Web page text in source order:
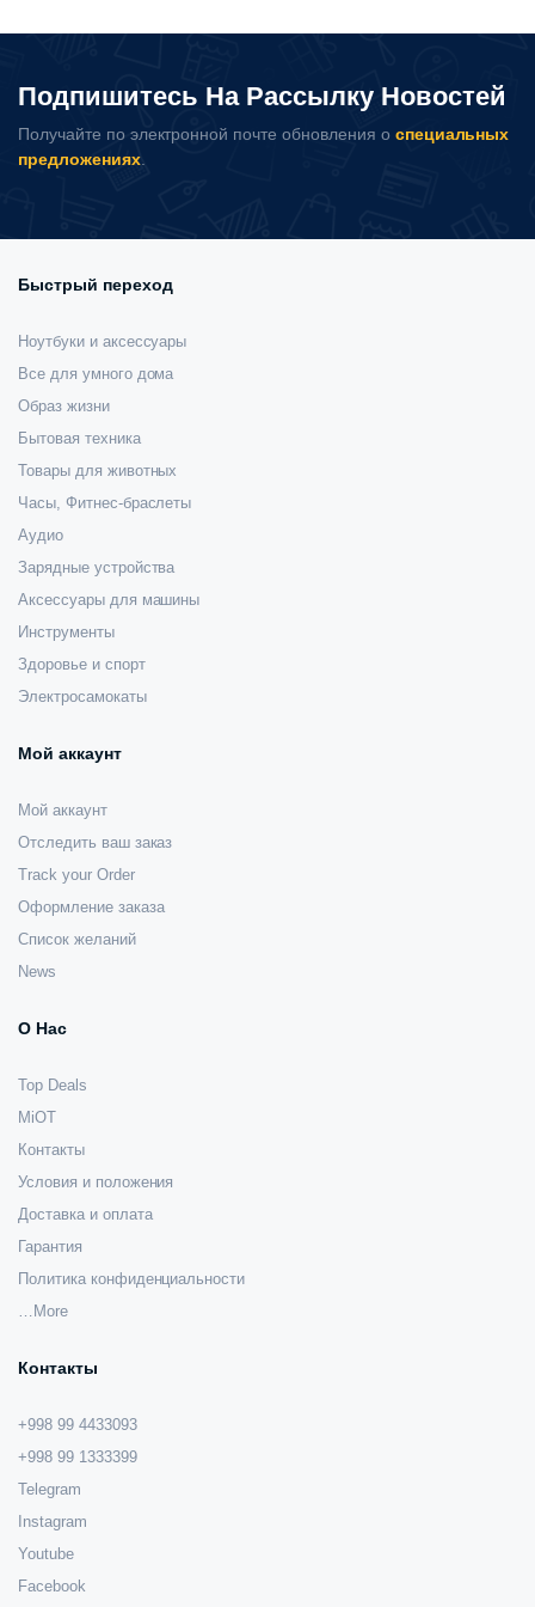
000 сум.
Подпишитесь На Рассылку Новостей
Получайте по электронной почте обновления о специальных
предложениях.
Быстрый переход
Ноутбуки и аксессуары
Все для умного дома
Образ жизни
Бытовая техника
Товары для животных
Часы, Фитнес-браслеты
Аудио
Зарядные устройства
Аксессуары для машины
Инструменты
Здоровье и спорт
Электросамокаты
Мой аккаунт
Мой аккаунт
Отследить ваш заказ
Track your Order
Оформление заказа
Список желаний
News
О Нас
Top Deals
MiOT
Контакты
Условия и положения
Доставка и оплата
Гарантия
Политика конфиденциальности
…More
Контакты
+998 99 4433093
+998 99 1333399
Telegram
Instagram
Youtube
Facebook